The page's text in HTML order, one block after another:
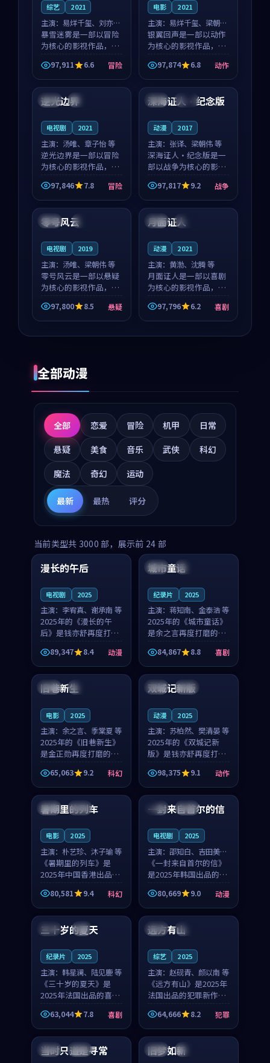
综艺 2021
主演： 易烊千玺、刘亦菲
等
暴雪迷雾是一部以冒险
为核心的影视作品，围
绕危机、反转与人物成
长展开，整体节奏紧
凑，值得推荐观看。
97,911 6.6 冒险
电影 2021
主演： 易烊千玺、梁朝伟
等
银翼回声是一部以动作
为核心的影视作品，围
绕危机、反转与人物成
长展开，整体节奏紧
凑，值得推荐观看。
97,874 6.8 动作
中国 热播
逆光边界
电视剧 2021
主演： 汤唯、章子怡 等
逆光边界是一部以冒险
为核心的影视作品，围
绕危机、反转与人物成
长展开，整体节奏紧
凑，值得推荐观看。
97,846 7.8 冒险
美国 院线
深海证人·纪念版
动漫 2017
主演： 张译、梁朝伟 等
深海证人·纪念版是一
部以战争为核心的影视
作品，围绕危机、反转
与人物成长展开，整体
节奏紧凑，值得推荐观
看。
97,817 9.2 战争
泰国 4K
零号风云
电视剧 2019
主演： 汤唯、梁朝伟 等
零号风云是一部以悬疑
为核心的影视作品，围
绕危机、反转与人物成
长展开，整体节奏紧
凑，值得推荐观看。
97,800 8.5 悬疑
中国 独播
月面证人
动漫 2021
主演： 黄渤、沈腾 等
月面证人是一部以喜剧
为核心的影视作品，围
绕危机、反转与人物成
长展开，整体节奏紧
凑，值得推荐观看。
97,796 6.2 喜剧
全部动漫
全部 恋爱 冒险 机甲
日常
悬疑
美食 音乐 武侠
科幻
魔法
奇幻 运动
最新 最热 评分
当前类型共 3000 部，展示前 24 部
中国 高分
99:16
漫长的午后
电视剧 2025
主演： 李宥真、谢承南 等
2025年的《漫长的午
后》是钱亦舒再度打磨
的动漫佳作。中国大陆
的取景与海岛日常的氛
围相互成就，李宥真与
谢承南的对手戏自然克
制，让整部影片在悬念
89,347 8.4 动漫
美国 院线
城市童话
纪录片 2025
主演： 蒋知南、金泰浩 等
2025年的《城市童话》
是余之言再度打磨的喜
剧佳作。美国的取景与
历史战争的氛围相互成
就，蒋知南与金泰浩的
对手戏自然克制，让整
部影片在悬念与温度
84,867 8.8 喜剧
英国 完结
旧巷新生
电影 2025
主演： 余之言、季棠夏 等
2025年的《旧巷新生》
是金正勋再度打磨的科
幻佳作。英国的取景与
雨夜物语的氛围相互成
就，余之言与季棠夏的
对手戏自然克制，让整
部影片在悬念与温度
65,063 9.2 科幻
中国 独播
双城记新版
动漫 2025
主演： 苏柏然、樊清晏 等
2025年的《双城记新
版》是钱亦舒再度打磨
的动作佳作。中国大陆
的取景与沙漠探险的氛
围相互成就，苏柏然与
樊清晏的对手戏自然克
制，让整部影片在悬念
98,375 9.1 动作
中国 杜比
暑期里的列车
电影 2025
主演： 朴艺珍、沐子瑜 等
《暑期里的列车》是
2025年中国香港出品的
科幻新作，主创团队希
望用城市夜归人的故事
让观众停下来想一想。
朴艺珍领衔，沐子瑜担
任重要角色，郑书延的
80,581 9.4 科幻
韩国 热播
一封来自首尔的信
电视剧 2025
主演： 邵知白、吉田美琴
等
《一封来自首尔的信》
是2025年韩国出品的动
漫新作，主创团队希望
用高考往事的故事让观
众停下来想一想。邵知
重要角色，谢承南的
80,669 9.0 动漫
法国 4K
三十岁的夏天
纪录片 2025
主演： 韩星澜、陆见鹿 等
《三十岁的夏天》是
2025年法国出品的喜剧
新作，主创团队希望用
深夜电台的故事让观众
停下来想一想。韩星澜
角色，山田纯一的叙事
63,044 7.8 喜剧
法国 独播
远方有山
综艺 2025
主演： 赵砚青、颜以南 等
《远方有山》是2025年
法国出品的犯罪新作，
主创团队希望用高校追
梦的故事让观众停下来
想一想。赵砚青领衔，
颜以南担任重要角色，
山田纯一的叙事节奏
64,666 8.2 犯罪
泰国 杜比
当时只道是寻常 中国 高分
旧梦如新